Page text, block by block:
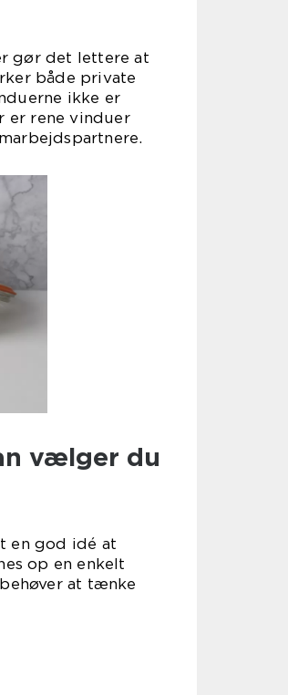
gør det lettere at
både private
ikke er
er rene vinduer
vælger du
en god idé at
op en enkelt
at tænke